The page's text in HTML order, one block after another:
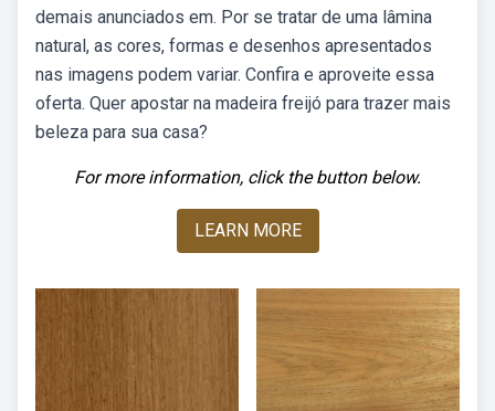
demais anunciados em. Por se tratar de uma lâmina
natural, as cores, formas e desenhos apresentados
nas imagens podem variar. Confira e aproveite essa
oferta. Quer apostar na madeira freijó para trazer mais
beleza para sua casa?
For more information, click the button below.
LEARN MORE